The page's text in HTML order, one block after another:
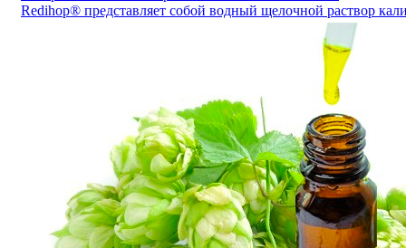
Redihop® представляет собой водный щелочной раствор